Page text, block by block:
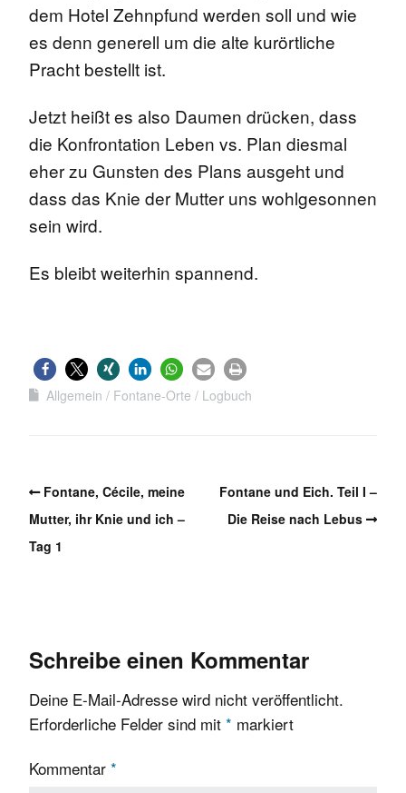
dem Hotel Zehnpfund werden soll und wie
es denn generell um die alte kurörtliche
Pracht bestellt ist.
Jetzt heißt es also Daumen drücken, dass
die Konfrontation Leben vs. Plan diesmal
eher zu Gunsten des Plans ausgeht und
dass das Knie der Mutter uns wohlgesonnen
sein wird.
Es bleibt weiterhin spannend.
Allgemein Fontane-Orte Logbuch
Fontane, Cécile, meine
Mutter, ihr Knie und ich –
Tag 1
Fontane und Eich. Teil I –
Die Reise nach Lebus
Schreibe einen Kommentar
Deine E-Mail-Adresse wird nicht veröffentlicht.
Erforderliche Felder sind mit * markiert
Kommentar *